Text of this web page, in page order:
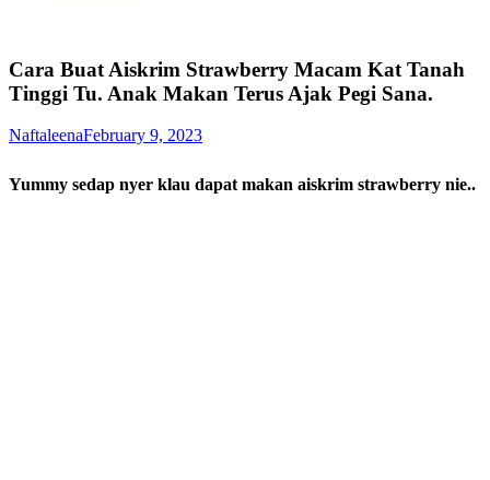
Cara Buat Aiskrim Strawberry Macam Kat Tanah
Tinggi Tu. Anak Makan Terus Ajak Pegi Sana.
NaftaleenaFebruary 9, 2023
Yummy sedap nyer klau dapat makan aiskrim strawberry nie..